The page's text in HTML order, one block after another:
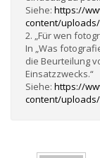
Siehe: https://
content/uploads/
2. „Für wen
In „Was
die Beurteilung
Einsatzzwecks.“
Siehe: https://
content/uploads/